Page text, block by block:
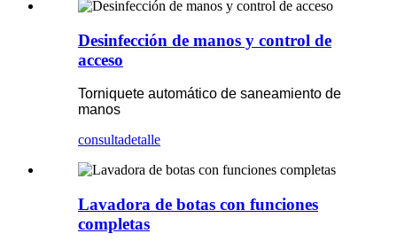
Desinfección de manos y control de
acceso
Torniquete automático de saneamiento de
manos
consultadetalle
Lavadora de botas con funciones
completas